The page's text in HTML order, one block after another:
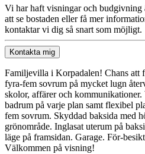
Vi har haft visningar och budgivning
att se bostaden eller få mer
kontaktar vi dig så snart som möjligt.
Kontakta mig
Familjevilla i Korpadalen! Chans att
fyra-fem sovrum på mycket lugn
skolor, affärer och kommunikationer.
badrum på varje plan samt flexibel
fem sovrum. Skyddad baksida med
grönområde. Inglasat uterum på
läge på framsidan. Garage. För-
Välkommen på visning!